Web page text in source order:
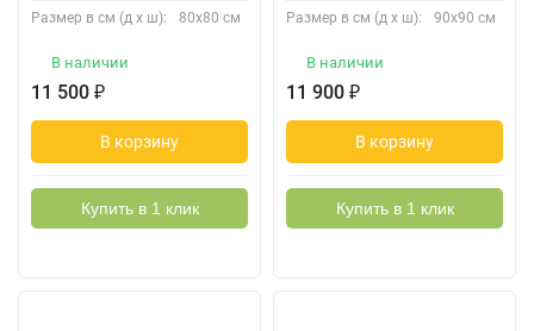
Размер в см (д х ш): 80х80 см
В наличии
11 500 ₽
В корзину
Купить в 1 клик
Размер в см (д х ш): 90х90 см
В наличии
11 900 ₽
В корзину
Купить в 1 клик